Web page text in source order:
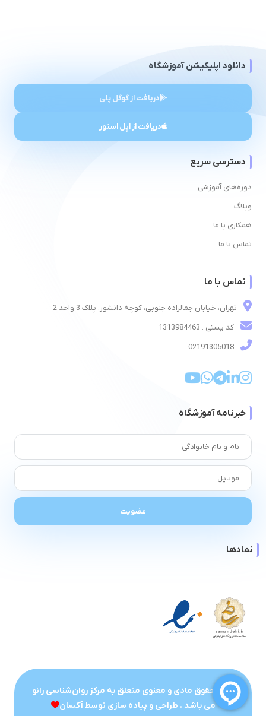
دانلود اپلیکیشن آموزشگاه
دریافت از گوگل پلی
دریافت از اپل استور
دسترسی سریع
دوره‌های آموزشی
وبلاگ
همکاری با ما
تماس با ما
تماس با ما
تهران، خیابان جمالزاده جنوبی، کوچه دانشور، پلاک 3 واحد 2
کد پستی : 1313984463
خبرنامه آموزشگاه
نمادها
تمام حقوق مادی و معنوی متعلق به مرکز روان‌شناسی رانو
می باشد . طراحی و پیاده سازی توسطآکسان